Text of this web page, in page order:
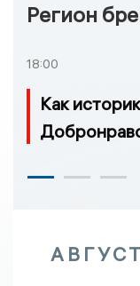
Регион
18:00
Как
АВГУСТ